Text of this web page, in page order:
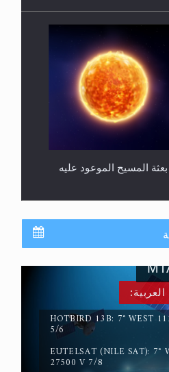
المسيح الموعود عليه
HOTBIRD 13B: 7° WEST
5/6
EUTELSAT (NILE SAT): 7°
27500 V 7/8